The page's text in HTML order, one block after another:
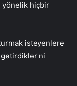
yönelik hiçbir
isteyenlere
getirdiklerini